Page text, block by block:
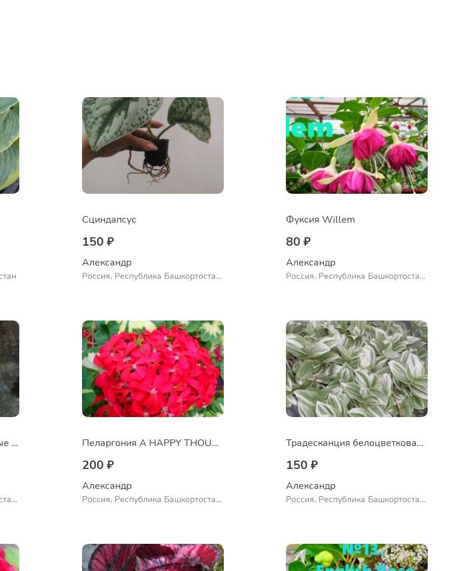
Сциндапсус
150 ₽
Александр
Россия, Республика Башкортостан,
Фуксия Willem
80 ₽
Александр
Россия, Республика Башкортостан,
Хризантема корейская Алые паруса Пеларгония A HAPPY THOUGHT RED
200 ₽
Александр
Россия, Республика Башкортостан,
Традесканция белоцветковая сорт "Albovittata"
150 ₽
Александр
Россия, Республика Башкортостан,